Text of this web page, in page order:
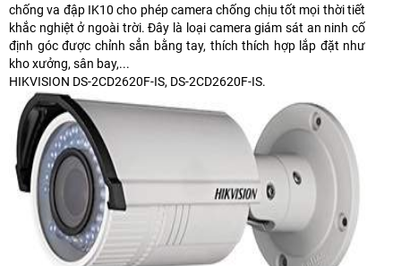
chống va đập IK10 cho phép camera chống chịu tốt mọi thời tiết
khắc nghiệt ở ngoài trời. Đây là loại camera giám sát an ninh cố
định góc được chỉnh sẳn bằng tay, thích thích hợp lắp đặt như
kho xưởng, sân bay,...
HIKVISION DS-2CD2620F-IS, DS-2CD2620F-IS.